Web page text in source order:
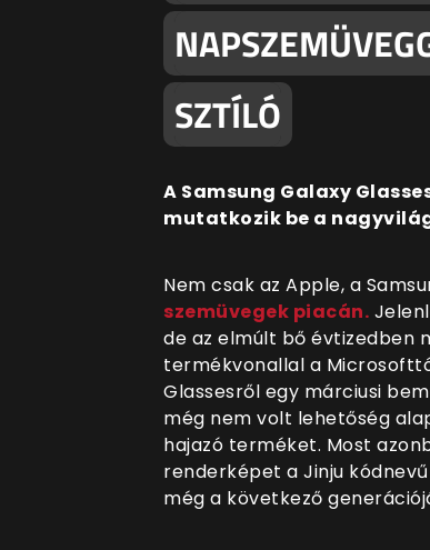
SZTÍLÓ
A Samsung Galaxy
mutatkozik be a
Nem csak az Apple, a
szemüvegek piacán.
de az elmúlt bő évtizedben
termékvonallal a
Glassesről egy márciusi
még nem volt lehetőség
hajazó terméket. Most
renderképet a Jinju
még a következő